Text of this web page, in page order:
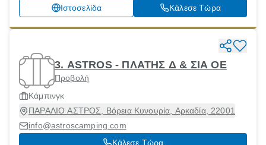
Ιστοσελίδα
Κάλεσε Τώρα
3. ASTROS - ΠΛΑΤΗΣ Δ & ΣΙΑ ΟΕ
Προβολή
Κάμπινγκ
ΠΑΡΑΛΙΟ ΑΣΤΡΟΣ, Βόρεια Κυνουρία, Αρκαδία, 22001
info@astroscamping.com
Κάλεσε Τώρα